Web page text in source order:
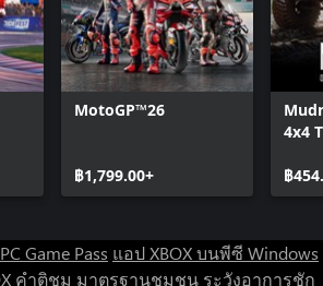
MotoGP™26
฿1,799.00+
4x4
฿
Game Pass แอป XBOX บนพีซี Windows
คำติชม มาตรฐานชุมชน ระวังอาการชัก